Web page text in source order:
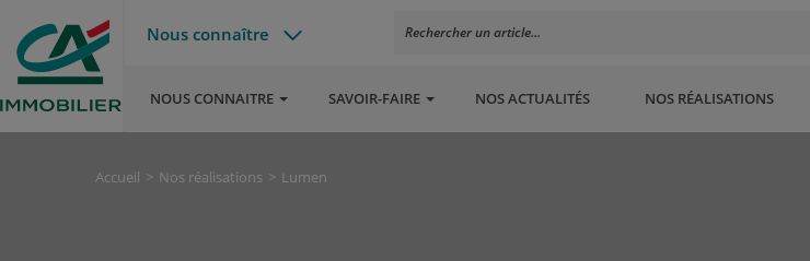
Nous connaître Rechercher un article...
NOUS CONNAITRE SAVOIR-FAIRE NOS ACTUALITÉS NOS RÉALISATIONS
Accueil Nos réalisations Lumen